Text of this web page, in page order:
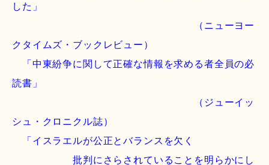
した」
（ニューヨー
クタイムズ・ブックレビュー）
「中東紛争に関して正確な情報を求める者全員の必
読書」
（ジューイッ
シュ・クロニクル誌）
「イスラエルが公正とバランスを欠く
批判にさらされていることを明らかにし